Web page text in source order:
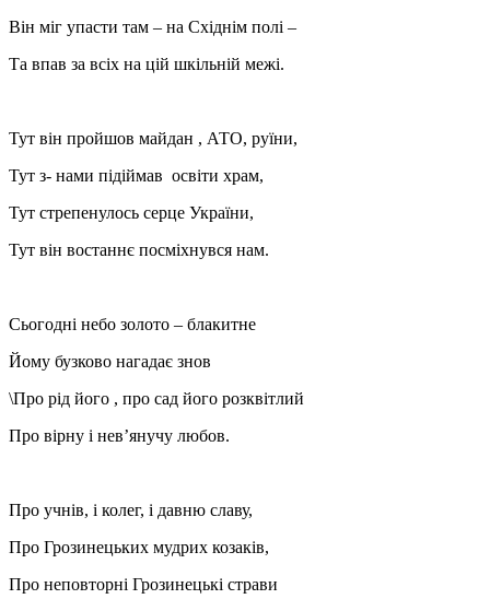
Він міг упасти там – на Східнім полі –
Та впав за всіх на цій шкільній межі.
Тут він пройшов майдан , АТО, руїни,
Тут з- нами підіймав освіти храм,
Тут стрепенулось серце України,
Тут він востаннє посміхнувся нам.
Сьогодні небо золото – блакитне
Йому бузково нагадає знов
\Про рід його , про сад його розквітлий
Про вірну і нев’янучу любов.
Про учнів, і колег, і давню славу,
Про Грозинецьких мудрих козаків,
Про неповторні Грозинецькі страви